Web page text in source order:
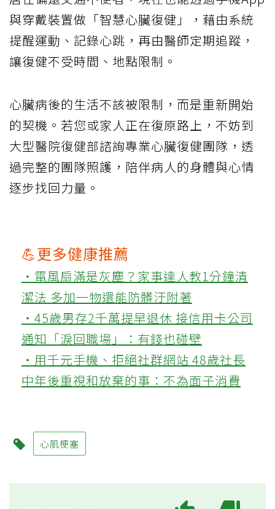
與穿戴裝置做「智慧心臟復健」，藉由系統
提醒運動、記錄心跳，再由醫師定期追蹤，
讓復健不受時間、地點限制。
心臟病後的生活不該被限制，而是重新開始
的契機。若您或家人正在復原路上，不妨到
大型醫院復健部諮詢專業心臟復健團隊，透
過完整的團隊照護，陪伴病人的身體與心情
逐步找回力量。
💪更多健康推薦
‧電風扇滿是灰塵？家事達人教1分鐘清
潔法 多加一物還能防髒汙附著
‧45歲男存2千萬提早退休 接信用卡公司
通知「淚回職場」：有錢也碰壁
‧用千元手機、拒絕社群網站 48歲社長
中年後重視和放棄的事：不為面子消費
心肌梗塞